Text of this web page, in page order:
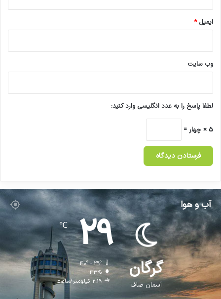
ایمیل*
وب‌ سایت
لطفا پاسخ را به عدد انگلیسی وارد کنید:
5 × چهار =
آب و هوا
گرگان
آسمان صاف
29
℃
40º - 29º
43%
2.19 کیلومتر/ساعت